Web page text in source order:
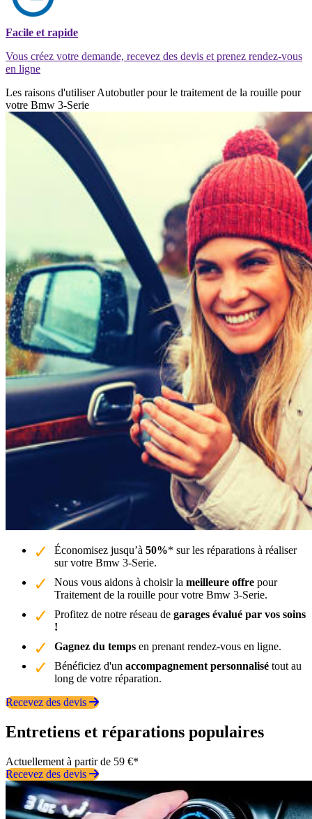
Facile et rapide
Vous créez votre demande, recevez des devis et prenez rendez-vous
en ligne
Les raisons d'utiliser Autobutler pour le traitement de la rouille pour
votre Bmw 3-Serie
Économisez jusqu’à 50%* sur les réparations à réaliser
sur votre Bmw 3-Serie.
Nous vous aidons à choisir la meilleure offre pour
Traitement de la rouille pour votre Bmw 3-Serie.
Profitez de notre réseau de garages évalué par vos soins
!
Gagnez du temps en prenant rendez-vous en ligne.
Bénéficiez d'un accompagnement personnalisé tout au
long de votre réparation.
Recevez des devis
Entretiens et réparations populaires
Actuellement à partir de 59 €*
Recevez des devis